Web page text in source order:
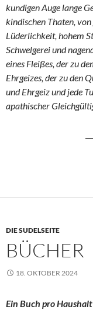
kundigen Auge lange
kindischen Thaten,
Lüderlichkeit, hohem
Schwelgerei und
eines Fleißes, der zu
Ehrgeizes, der zu den
und Ehrgeiz und jede
apathischer
DIE SUDELSEITE
BÜCHER
18. OKTOBER 2024
Ein Buch pro Haushalt